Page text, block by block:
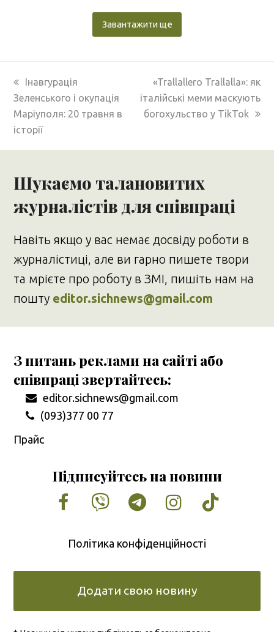
Завантажити ще
previous
post:
Інавгурація
Зеленського і окупація
Маріуполя: 20 травня в
історії
next
post:
«Trallallero Trallalla»: як
італійські меми маскують
богохульство у TikTok
Шукаємо талановитих
журналістів для співпраці
Навіть якщо у вас немає досвіду роботи в
журналістиці, але ви гарно пишете твори
та мрієте про роботу в ЗМІ, пишіть нам на
пошту editor.sichnews@gmail.com
З питань реклами на сайті або
співпраці звертайтесь:
editor.sichnews@gmail.com
(093)377 00 77
Прайс
Підписуйтесь на новини
Facebook
VimeoTumblrInstagram
Tiktok
Політика конфіденційності
Додати свою новину